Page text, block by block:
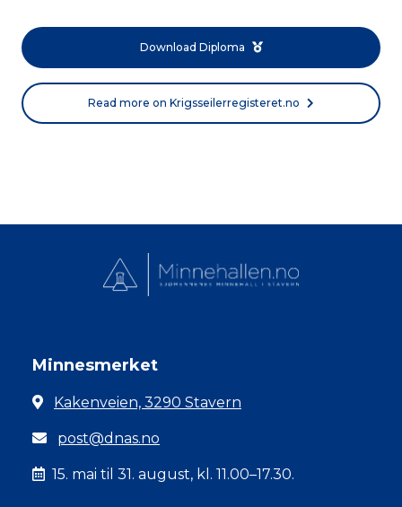
Download Diploma
Read more on Krigsseilerregisteret.no
Minnesmerket
Kakenveien, 3290 Stavern
post@dnas.no
15. mai til 31. august, kl. 11.00–17.30.